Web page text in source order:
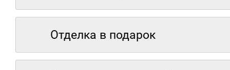
Отделка в подарок